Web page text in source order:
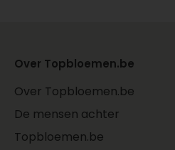
Over Topbloemen.be
Over Topbloemen.be
De mensen achter
Topbloemen.be